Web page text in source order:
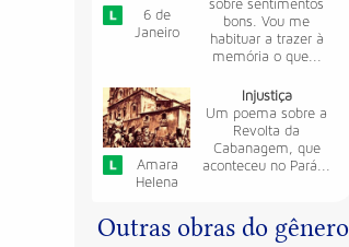
6 de
Janeiro
sobre sentimentos
bons. Vou me
habituar a trazer à
memória o que...
Amara
Helena
Injustiça
Um poema sobre a
Revolta da
Cabanagem, que
aconteceu no Pará...
Outras obras do gênero